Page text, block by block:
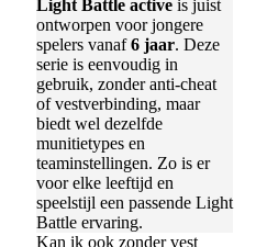
Light Battle active is juist
ontworpen voor jongere
spelers vanaf6 jaar. Deze
serie is eenvoudig in
gebruik, zonder anti-cheat
of vestverbinding, maar
biedt wel dezelfde
munitietypes en
teaminstellingen. Zo is er
voor elke leeftijd en
speelstijl een passende Light
Battle ervaring.
Kan ik ook zonder vest